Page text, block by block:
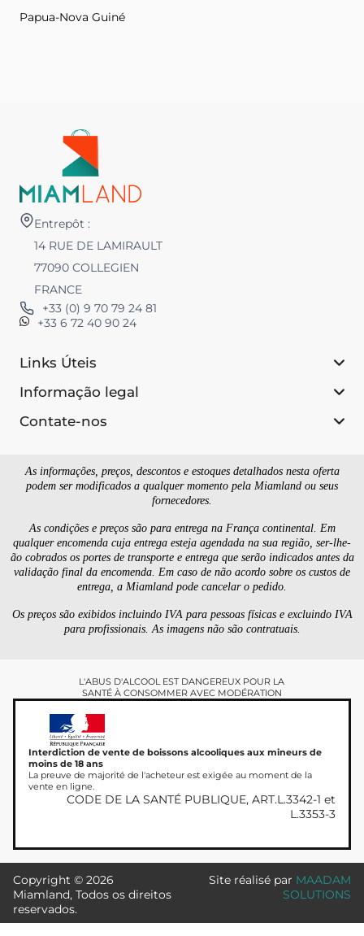
Papua-Nova Guiné
Entrepôt :
14 RUE DE LAMIRAULT
77090 COLLEGIEN
FRANCE
+33 (0) 9 70 79 24 81
+33 6 72 40 90 24
Links Úteis
Informação legal
Contate-nos
As informações, preços, descontos e estoques detalhados nesta oferta
podem ser modificados a qualquer momento pela Miamland ou seus
fornecedores.
As condições e preços são para entrega na França continental. Em
qualquer encomenda cuja entrega esteja agendada na sua região, ser-lhe-
ão cobrados os portes de transporte e entrega que serão indicados antes da
validação final da encomenda. Em caso de não acordo sobre os custos de
entrega, a Miamland pode cancelar o pedido.
Os preços são exibidos incluindo IVA para pessoas físicas e excluindo IVA
para profissionais. As imagens não são contratuais.
L'ABUS D'ALCOOL EST DANGEREUX POUR LA
SANTÉ À CONSOMMER AVEC MODÉRATION
Interdiction de vente de boissons alcooliques aux mineurs de
moins de 18 ans
La preuve de majorité de l'acheteur est exigée au moment de la
vente en ligne.
CODE DE LA SANTÉ PUBLIQUE, ART.L.3342-1 et
L.3353-3
Copyright © 2026
Miamland, Todos os direitos
reservados.
Site réalisé par MAADAM
SOLUTIONS